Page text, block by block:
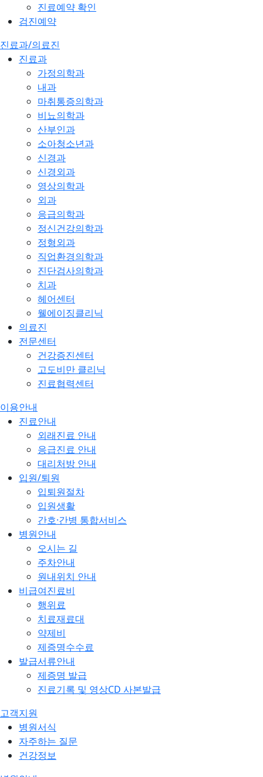
진료예약 확인
검진예약
진료과/의료진
진료과
가정의학과
내과
마취통증의학과
비뇨의학과
산부인과
소아청소년과
신경과
신경외과
영상의학과
외과
응급의학과
정신건강의학과
정형외과
직업환경의학과
진단검사의학과
치과
헤어센터
웰에이징클리닉
의료진
전문센터
건강증진센터
고도비만 클리닉
진료협력센터
이용안내
진료안내
외래진료 안내
응급진료 안내
대리처방 안내
입원/퇴원
입퇴원절차
입원생활
간호·간병 통합서비스
병원안내
오시는 길
주차안내
원내위치 안내
비급여진료비
행위료
치료재료대
약제비
제증명수수료
발급서류안내
제증명 발급
진료기록 및 영상CD 사본발급
고객지원
병원서식
자주하는 질문
건강정보